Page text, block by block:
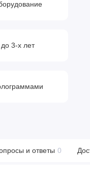
3-х лет
и ответы 0